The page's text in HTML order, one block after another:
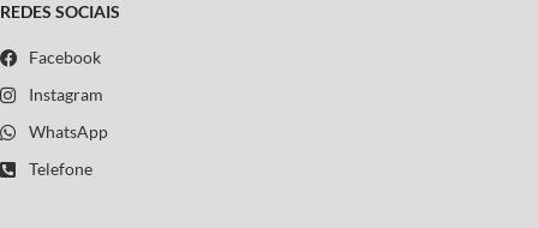
REDES SOCIAIS
Facebook
Instagram
WhatsApp
Telefone